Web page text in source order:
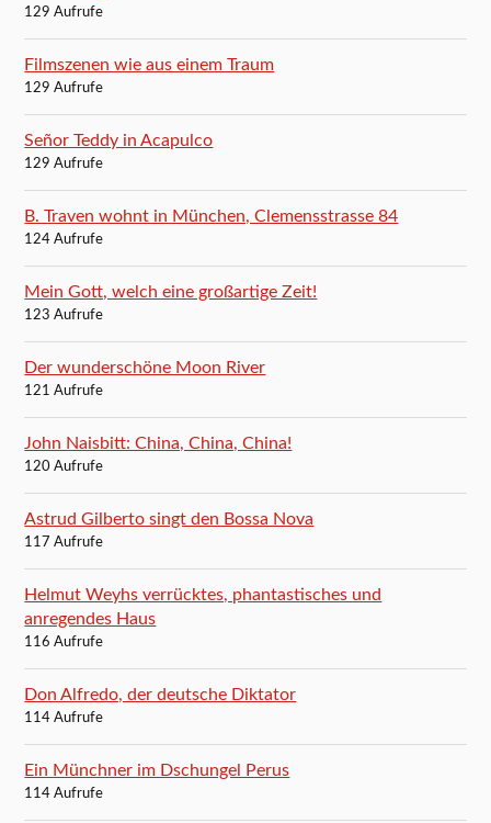
129 Aufrufe
Filmszenen wie aus einem Traum
129 Aufrufe
Señor Teddy in Acapulco
129 Aufrufe
B. Traven wohnt in München, Clemensstrasse 84
124 Aufrufe
Mein Gott, welch eine großartige Zeit!
123 Aufrufe
Der wunderschöne Moon River
121 Aufrufe
John Naisbitt: China, China, China!
120 Aufrufe
Astrud Gilberto singt den Bossa Nova
117 Aufrufe
Helmut Weyhs verrücktes, phantastisches und
anregendes Haus
116 Aufrufe
Don Alfredo, der deutsche Diktator
114 Aufrufe
Ein Münchner im Dschungel Perus
114 Aufrufe